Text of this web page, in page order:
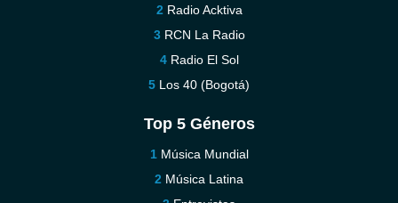
Radio Acktiva
RCN La Radio
Radio El Sol
Los 40 (Bogotá)
Top 5 Géneros
Música Mundial
Música Latina